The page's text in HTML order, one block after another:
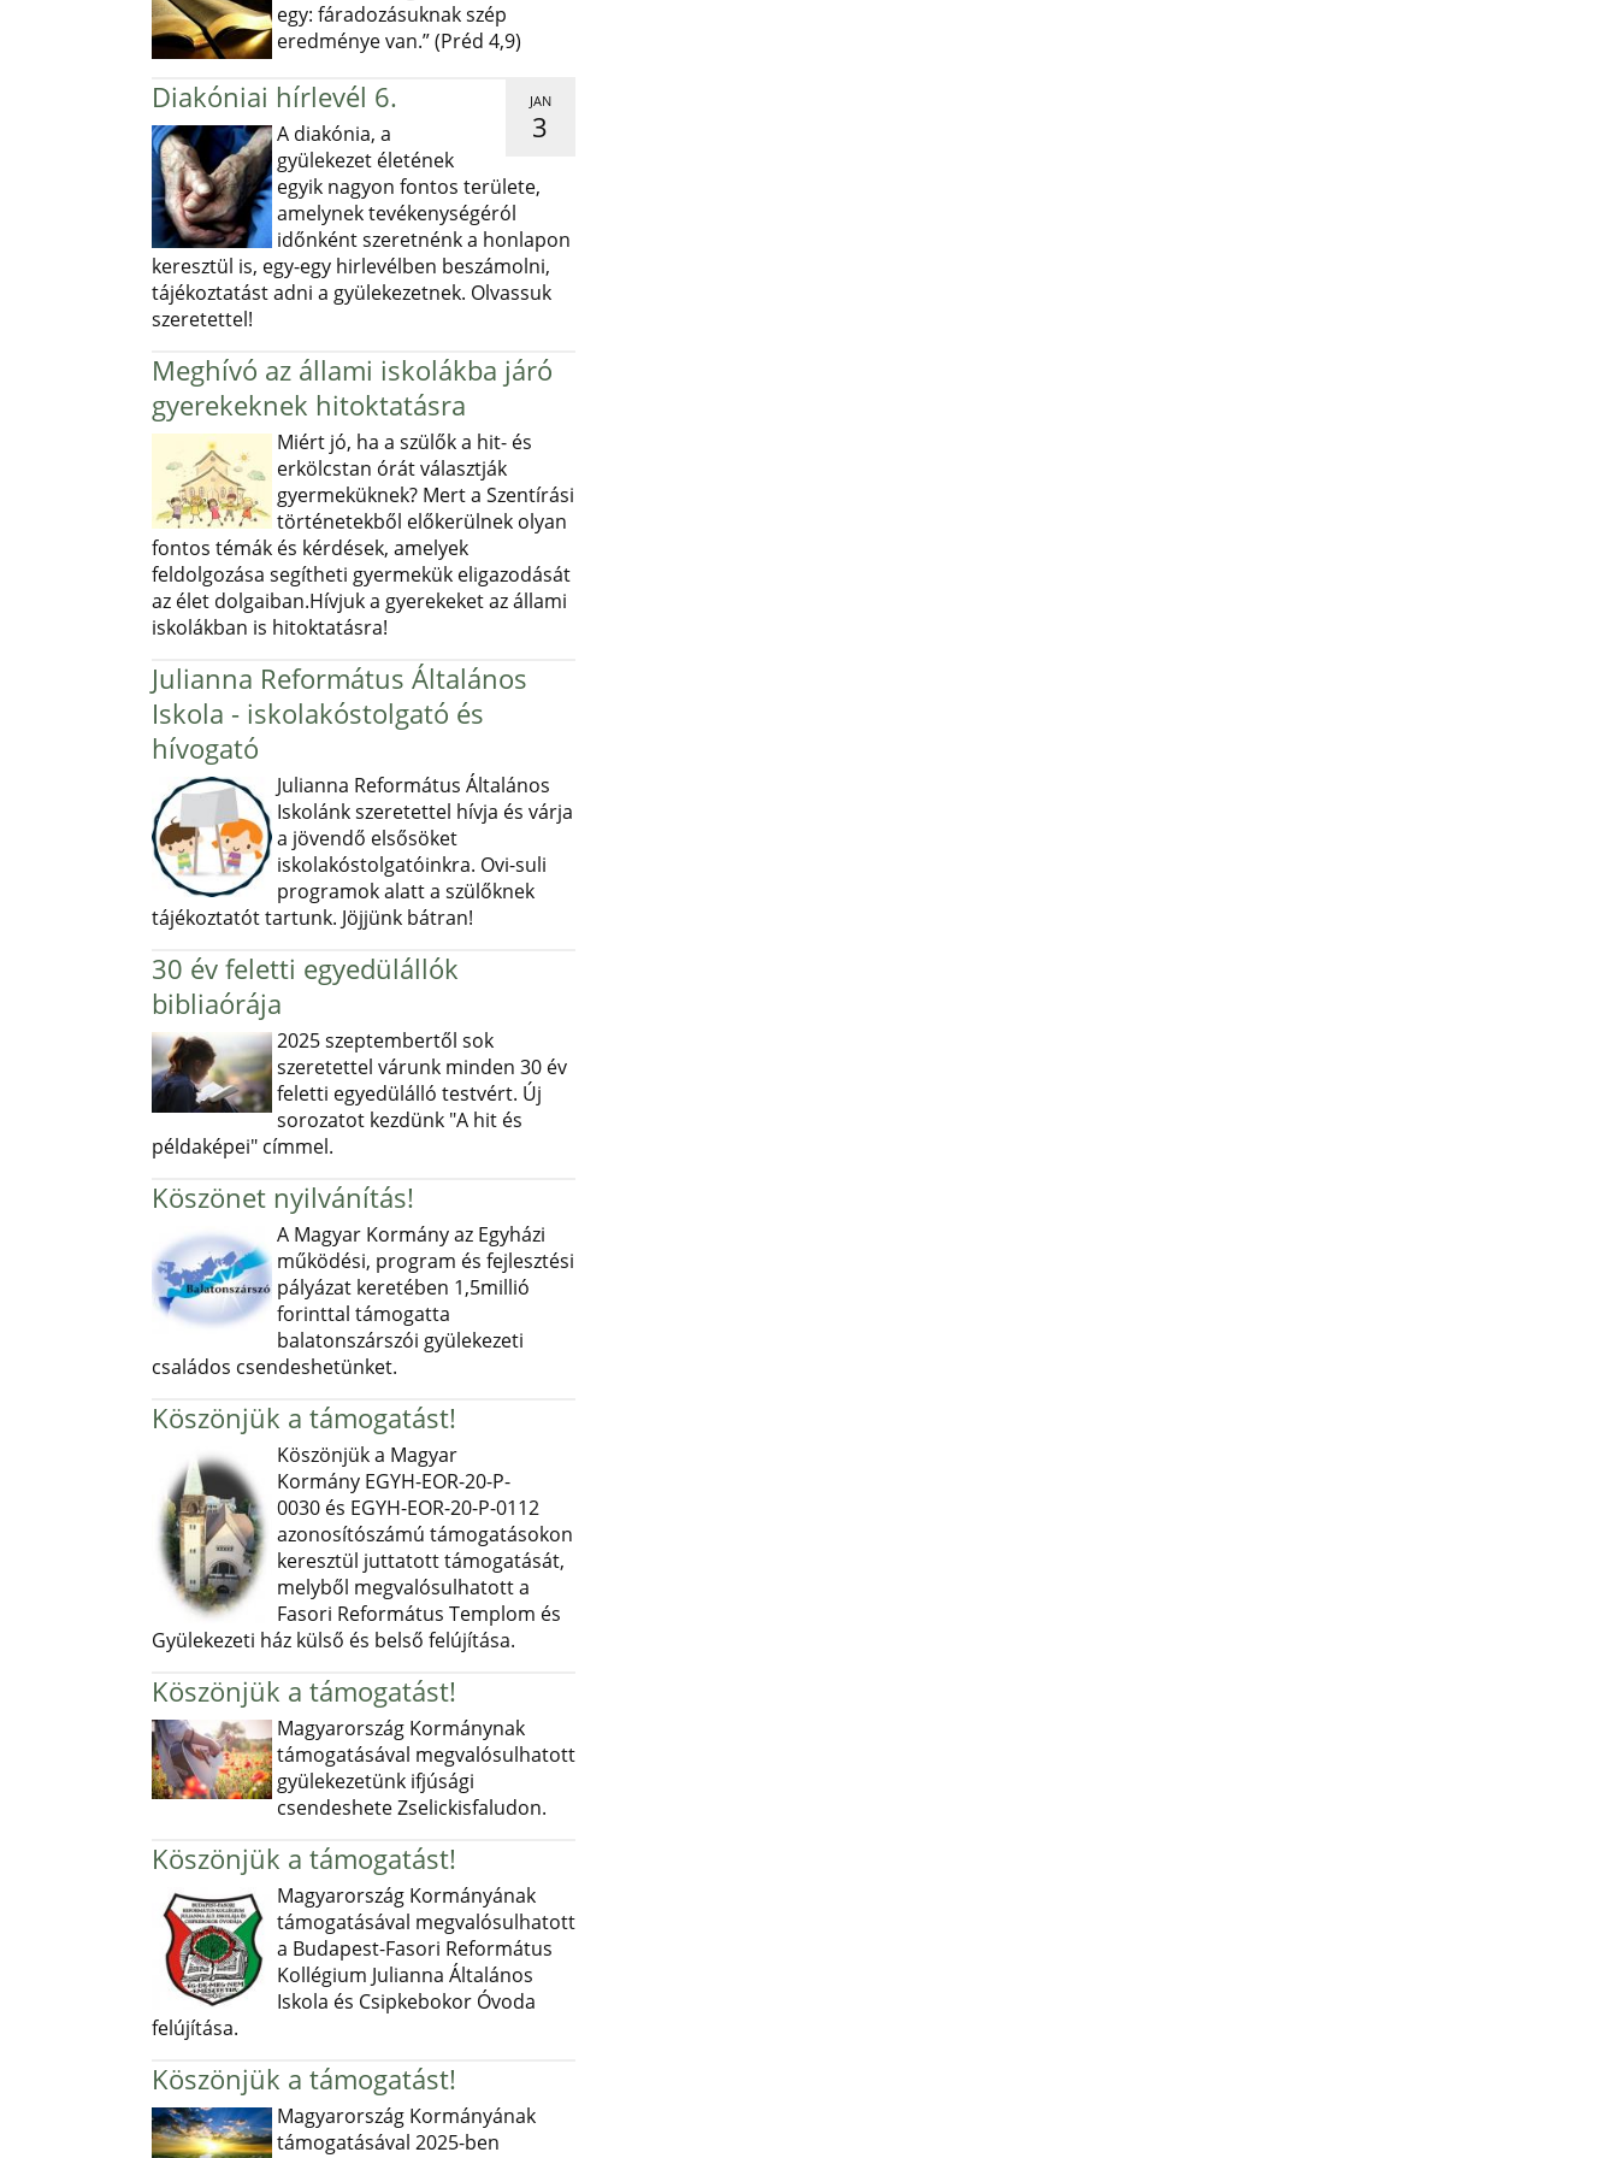
egy: fáradozásuknak szép
eredménye van.” (Préd 4,9)
JAN
3
Diakóniai hírlevél 6.
A diakónia, a
gyülekezet életének
egyik nagyon fontos területe,
amelynek tevékenységéról
időnként szeretnénk a honlapon
keresztül is, egy-egy hirlevélben beszámolni,
tájékoztatást adni a gyülekezetnek. Olvassuk
szeretettel!
Meghívó az állami iskolákba járó
gyerekeknek hitoktatásra
Miért jó, ha a szülők a hit- és
erkölcstan órát választják
gyermeküknek? Mert a Szentírási
történetekből előkerülnek olyan
fontos témák és kérdések, amelyek
feldolgozása segítheti gyermekük eligazodását
az élet dolgaiban.Hívjuk a gyerekeket az állami
iskolákban is hitoktatásra!
Julianna Református Általános
Iskola - iskolakóstolgató és
hívogató
Julianna Református Általános
Iskolánk szeretettel hívja és várja
a jövendő elsősöket
iskolakóstolgatóinkra. Ovi-suli
programok alatt a szülőknek
tájékoztatót tartunk. Jöjjünk bátran!
30 év feletti egyedülállók
bibliaórája
2025 szeptembertől sok
szeretettel várunk minden 30 év
feletti egyedülálló testvért. Új
sorozatot kezdünk "A hit és
példaképei" címmel.
Köszönet nyilvánítás!
A Magyar Kormány az Egyházi
működési, program és fejlesztési
pályázat keretében 1,5millió
forinttal támogatta
balatonszárszói gyülekezeti
családos csendeshetünket.
Köszönjük a támogatást!
Köszönjük a Magyar
Kormány EGYH-EOR-20-P-
0030 és EGYH-EOR-20-P-0112
azonosítószámú támogatásokon
keresztül juttatott támogatását,
melyből megvalósulhatott a
Fasori Református Templom és
Gyülekezeti ház külső és belső felújítása.
Köszönjük a támogatást!
Magyarország Kormánynak
támogatásával megvalósulhatott
gyülekezetünk ifjúsági
csendeshete Zselickisfaludon.
Köszönjük a támogatást!
Magyarország Kormányának
támogatásával megvalósulhatott
a Budapest-Fasori Református
Kollégium Julianna Általános
Iskola és Csipkebokor Óvoda
felújítása.
Köszönjük a támogatást!
Magyarország Kormányának
támogatásával 2025-ben